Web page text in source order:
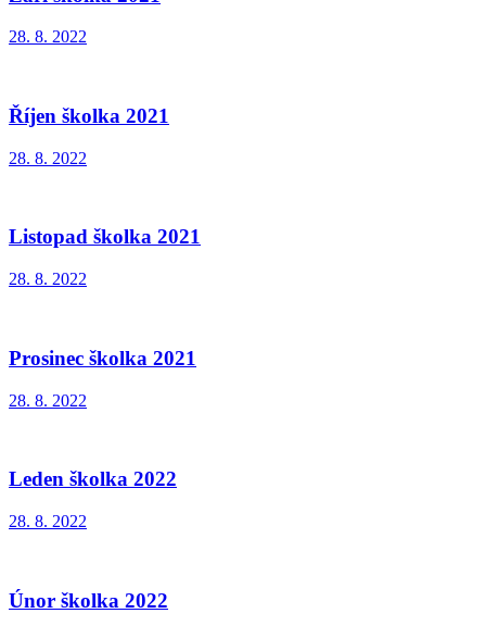
28. 8. 2022
Říjen školka 2021
28. 8. 2022
Listopad školka 2021
28. 8. 2022
Prosinec školka 2021
28. 8. 2022
Leden školka 2022
28. 8. 2022
Únor školka 2022